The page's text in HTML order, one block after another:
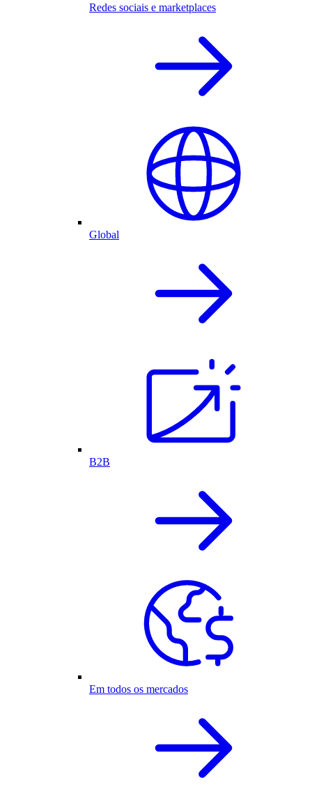
Redes sociais e marketplaces
Global
B2B
Em todos os mercados